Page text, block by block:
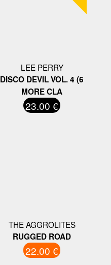
LEE PERRY
DISCO DEVIL VOL. 4 (6
MORE CLA
23.00 €
THE AGGROLITES
RUGGED ROAD
22.00 €